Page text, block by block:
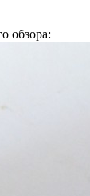
обзора: